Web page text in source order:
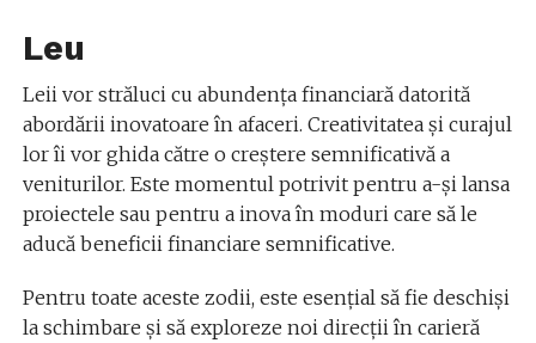
Leu
Leii vor străluci cu abundența financiară datorită
abordării inovatoare în afaceri. Creativitatea și curajul
lor îi vor ghida către o creștere semnificativă a
veniturilor. Este momentul potrivit pentru a-și lansa
proiectele sau pentru a inova în moduri care să le
aducă beneficii financiare semnificative.
Pentru toate aceste zodii, este esențial să fie deschiși
la schimbare și să exploreze noi direcții în carieră